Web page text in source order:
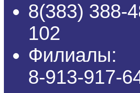
8(383) 388-
102
Филиалы:
8-913-917-